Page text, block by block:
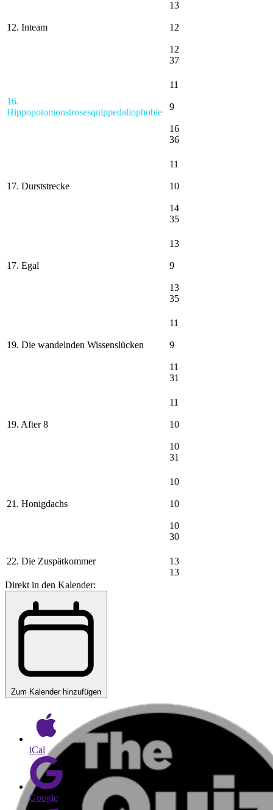
12. Inteam
13
12
12
37
16.
Hippopotomonstrosesquippedaliophobie
11
9
16
36
17. Durststrecke
11
10
14
35
17. Egal
13
9
13
35
19. Die wandelnden Wissenslücken
11
9
11
31
19. After 8
11
10
10
31
21. Honigdachs
10
10
10
30
22. Die Zuspätkommer
13
13
Direkt in den Kalender:
Zum Kalender hinzufügen
iCal
Google